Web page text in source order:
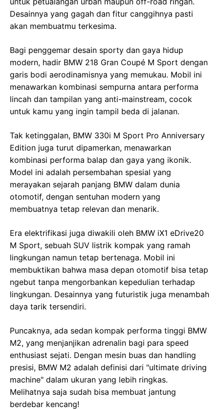
Desainnya yang gagah dan fitur canggihnya pasti
akan membuatmu terkesima.
Bagi penggemar desain sporty dan gaya hidup
modern, hadir BMW 218 Gran Coupé M Sport dengan
garis bodi aerodinamisnya yang memukau. Mobil ini
menawarkan kombinasi sempurna antara performa
lincah dan tampilan yang anti-mainstream, cocok
untuk kamu yang ingin tampil beda di jalanan.
Tak ketinggalan, BMW 330i M Sport Pro Anniversary
Edition juga turut dipamerkan, menawarkan
kombinasi performa balap dan gaya yang ikonik.
Model ini adalah persembahan spesial yang
merayakan sejarah panjang BMW dalam dunia
otomotif, dengan sentuhan modern yang
membuatnya tetap relevan dan menarik.
Era elektrifikasi juga diwakili oleh BMW iX1 eDrive20
M Sport, sebuah SUV listrik kompak yang ramah
lingkungan namun tetap bertenaga. Mobil ini
membuktikan bahwa masa depan otomotif bisa tetap
ngebut tanpa mengorbankan kepedulian terhadap
lingkungan. Desainnya yang futuristik juga menambah
daya tarik tersendiri.
Puncaknya, ada sedan kompak performa tinggi BMW
M2, yang menjanjikan adrenalin bagi para speed
enthusiast sejati. Dengan mesin buas dan handling
presisi, BMW M2 adalah definisi dari "ultimate driving
machine" dalam ukuran yang lebih ringkas.
Melihatnya saja sudah bisa membuat jantung
berdebar kencang!